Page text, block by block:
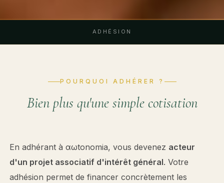
ADHÉSION
POURQUOI ADHÉRER ?
Bien plus qu'une simple cotisation
En adhérant à αωtonomia, vous devenez acteur
d'un projet associatif d'intérêt général. Votre
adhésion permet de financer concrètement les